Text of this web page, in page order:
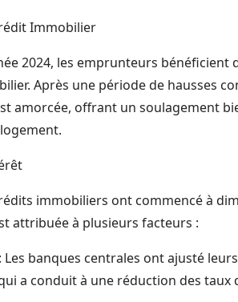
Immobilier
2024, les emprunteurs bénéficient
Après une période de hausses
amorcée, offrant un soulagement
immobiliers ont commencé à
attribuée à plusieurs facteurs :
banques centrales ont ajusté
a conduit à une réduction des taux